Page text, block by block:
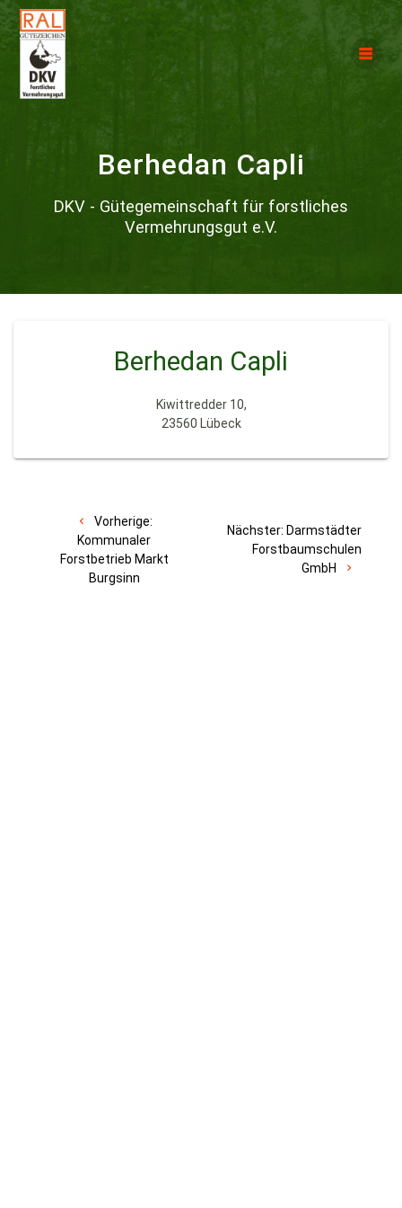
Berhedan Capli
DKV - Gütegemeinschaft für forstliches
Vermehrungsgut e.V.
Berhedan Capli
Kiwittredder 10,
23560 Lübeck
Vorherige:
Kommunaler
Forstbetrieb Markt
Burgsinn
Nächster: Darmstädter
Forstbaumschulen
GmbH